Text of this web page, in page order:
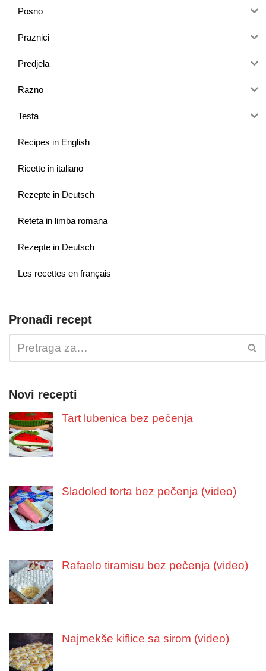
Posno
Praznici
Predjela
Razno
Testa
Recipes in English
Ricette in italiano
Rezepte in Deutsch
Reteta in limba romana
Rezepte in Deutsch
Les recettes en français
Pronađi recept
Novi recepti
Tart lubenica bez pečenja
Sladoled torta bez pečenja (video)
Rafaelo tiramisu bez pečenja (video)
Najmekše kiflice sa sirom (video)